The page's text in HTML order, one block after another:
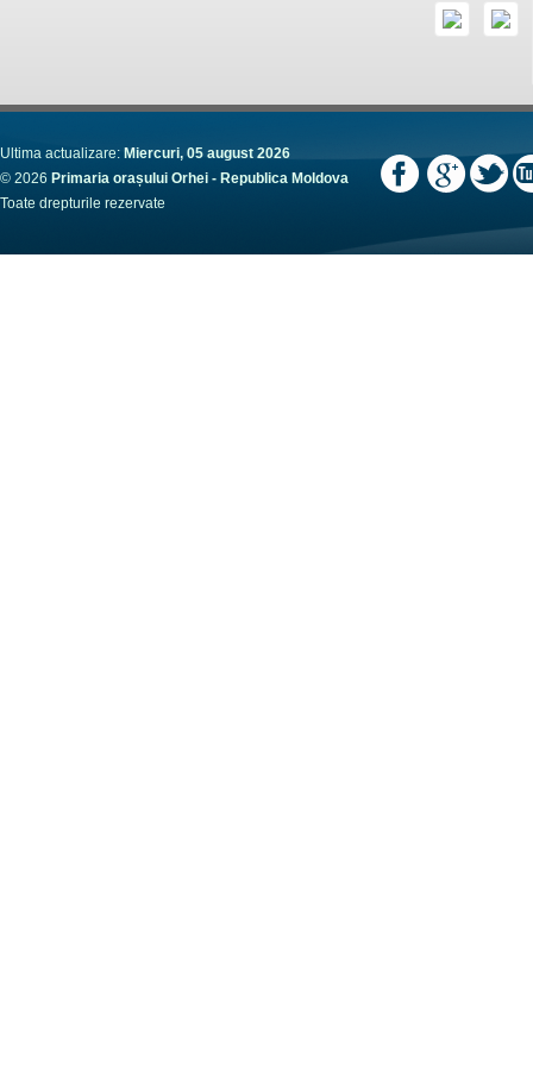
Ultima actualizare: Miercuri, 05 august 2026
© 2026 Primaria orașului Orhei - Republica Moldova
Toate drepturile rezervate